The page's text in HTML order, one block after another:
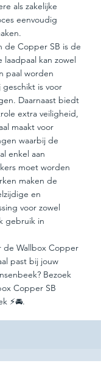
als zakelijke
eenvoudig
de Copper SB is de
kan zowel
paal worden
is voor
Daarnaast biedt
extra veiligheid,
maakt voor
waarbij de
enkel aan
moet worden
maken de
en
voor zowel
gebruik in
de Wallbox Copper
past bij jouw
Bezoek
Copper SB
⚡🚘.